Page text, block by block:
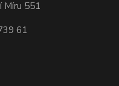
Míru 551
61